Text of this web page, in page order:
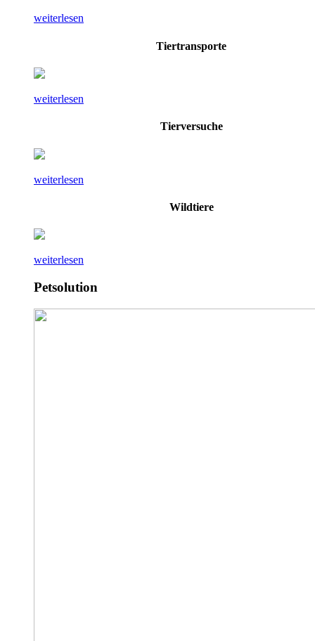
weiterlesen
Tiertransporte
weiterlesen
Tierversuche
weiterlesen
Wildtiere
weiterlesen
Petsolution